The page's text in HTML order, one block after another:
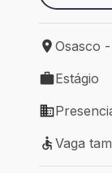
Local de
Osasco
Tipo de
Estágio
Modelo de
Vaga
Vaga